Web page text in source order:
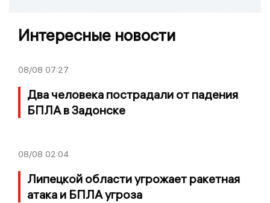
Интересные новости
08/08 07:27
Два человека пострадали от падения
БПЛА в Задонске
08/08 02:04
Липецкой области угрожает ракетная
атака и БПЛА угроза